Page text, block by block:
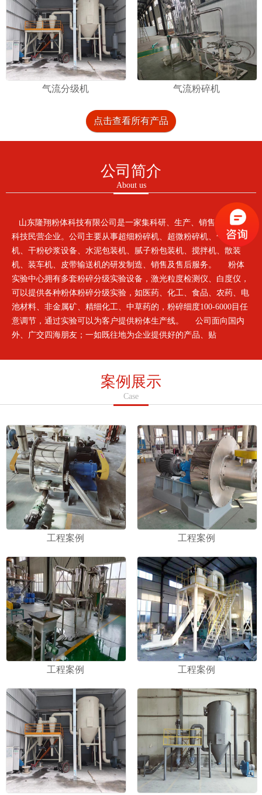
气流分级机 气流粉碎机
点击查看所有产品
公司简介
About us
山东隆翔粉体科技有限公司是一家集科研、生产、销售为一体的
科技民营企业。公司主要从事超细粉碎机、超微粉碎机、气流粉碎
机、干粉砂浆设备、水泥包装机、腻子粉包装机、搅拌机、散装
机、装车机、皮带输送机的研发制造、销售及售后服务。 粉体
实验中心拥有多套粉碎分级实验设备，激光粒度检测仪、白度仪，
可以提供各种粉体粉碎分级实验，如医药、化工、食品、农药、电
池材料、非金属矿、精细化工、中草药的，粉碎细度100-6000目任
意调节，通过实验可以为客户提供粉体生产线。 公司面向国内
外、广交四海朋友；一如既往地为企业提供好的产品、贴
案例展示
Case
工程案例 工程案例
工程案例 工程案例